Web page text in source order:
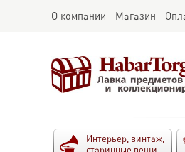
О компании Магазин
Интерьер, винтаж,